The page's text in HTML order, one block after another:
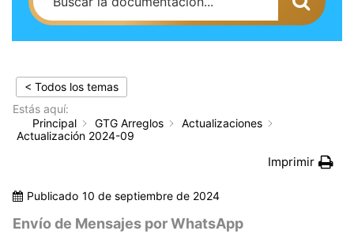
< Todos los temas
Estás aquí:
Principal
GTG Arreglos
Actualizaciones
Actualización 2024-09
Imprimir
Publicado 10 de septiembre de 2024
Envío de Mensajes por WhatsApp